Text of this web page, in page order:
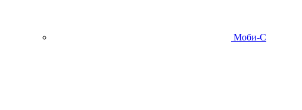
Моби-С